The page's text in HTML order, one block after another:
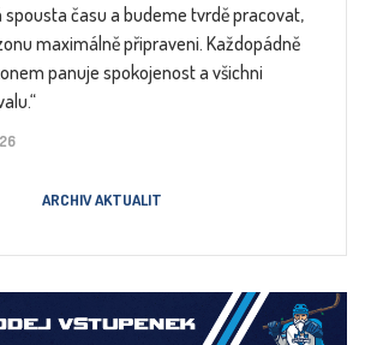
spousta času a budeme tvrdě pracovat,
maximálně připraveni. Každopádně
panuje spokojenost a všichni
ARCHIV AKTUALIT